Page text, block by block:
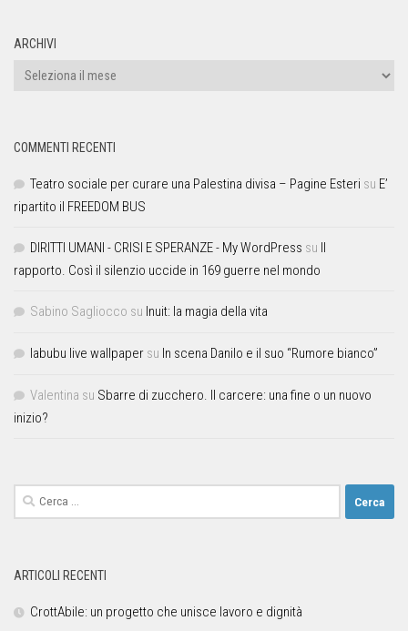
ARCHIVI
COMMENTI RECENTI
Teatro sociale per curare una Palestina divisa – Pagine Esteri su E’
ripartito il FREEDOM BUS
DIRITTI UMANI - CRISI E SPERANZE - My WordPress su
rapporto. Così il silenzio uccide in 169 guerre nel mondo
Sabino Sagliocco su Inuit: la magia della vita
labubu live wallpaper su In scena Danilo e il suo “Rumore bianco”
Valentina su Sbarre di zucchero. Il carcere: una fine o un nuovo
inizio?
ARTICOLI RECENTI
CrottAbile: un progetto che unisce lavoro e dignità